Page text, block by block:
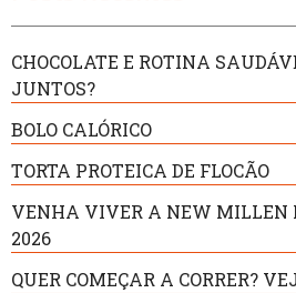
CHOCOLATE E ROTINA
JUNTOS?
BOLO CALÓRICO
TORTA PROTEICA DE FLOCÃO
VENHA VIVER A NEW MILLEN
2026
QUER COMEÇAR A CORRER?